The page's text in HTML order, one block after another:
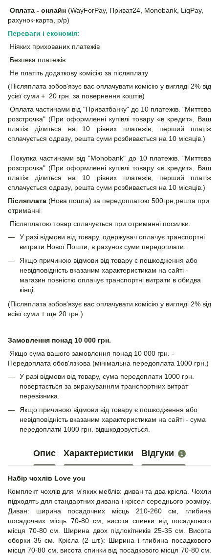
Оплата - онлайн (WayForPay, Приват24, Monobank, LiqPay,
рахунок-карта, р/р)
Переваги і економія:
Ніяких прихованих платежів
Безпека платежів
Не платіть додаткову комісію за післяплату
(Післяплата зобов'язує вас оплачувати комісію у вигляді 2% від
усієї суми + 20 грн. за повернення коштів)
Оплата частинами від "Приватбанку" до 10 платежів. "Миттєва
розстрочка" (При оформленні купівлі товару «в кредит», Ваш
платіж ділиться на 10 рівних платежів, перший платіж
сплачується одразу, решта суми розбивається на 10 місяців.)
Покупка частинами від "Monobank" до 10 платежів. "Миттєва
розстрочка" (При оформленні купівлі товару «в кредит», Ваш
платіж ділиться на 10 рівних платежів, перший платіж
сплачується одразу, решта суми розбивається на 10 місяців.)
Післяплата (Нова пошта) за передоплатою 500грн,решта при
отриманні
Післяплатою товар сплачується при отриманні посилки.
У разі відмови від товару, одержувач оплачує транспортні
витрати Нової Пошти, в рахунок суми передоплати.
Якщо причиною відмови від товару є пошкодження або
невідповідність вказаним характеристикам на сайті -
магазин повністю оплачує транспортні витрати в обидва
кінці.
(Післяплата зобов'язує вас оплачувати комісію у вигляді 2% від
всієї суми + ще 20 грн.)
Замовлення понад 10 000 грн.
Якщо сума вашого замовлення понад 10 000 грн. -
Передоплата обов'язкова (мінімальна передоплата 1000 грн.)
У разі відмови від товару, сума передоплати 1000 грн.
повертається за вирахуванням транспортних витрат
перевізника.
Якщо причиною відмови від товару є пошкодження або
невідповідність вказаним характеристикам на сайті - сума
передоплати 1000 грн. відшкодовується.
Опис Характеристики Відгуки 1
Набір чохлів Love you
Комплект чохлів для м'яких меблів: диван та два крісла. Чохли
підходять для стандартних дивана і крісел середнього розміру.
Диван: ширина посадочних місць 210-260 см, глибина
посадочних місць 70-80 см, висота спинки від посадкового
місця 70-80 см. Ширина двох підлокітників 25-35 см. Висота
оборки 35 см. Крісла (2 шт.): Ширина і глибина посадкового
місця 70-80 см, висота спинки від посадкового місця 70-80 см.